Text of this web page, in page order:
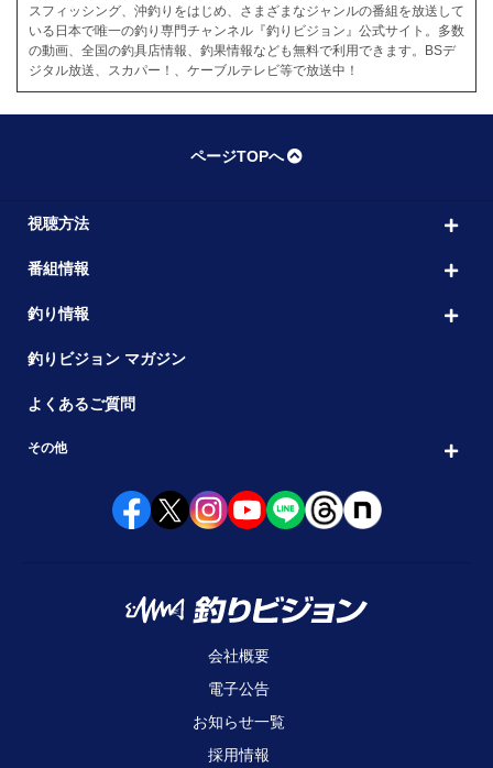
スフィッシング、沖釣りをはじめ、さまざまなジャンルの番組を放送して
いる日本で唯一の釣り専門チャンネル『釣りビジョン』公式サイト。多数
の動画、全国の釣具店情報、釣果情報なども無料で利用できます。BSデ
ジタル放送、スカパー！、ケーブルテレビ等で放送中！
ページTOPへ
視聴方法
番組情報
釣り情報
釣りビジョン マガジン
よくあるご質問
その他
会社概要
電子公告
お知らせ一覧
採用情報